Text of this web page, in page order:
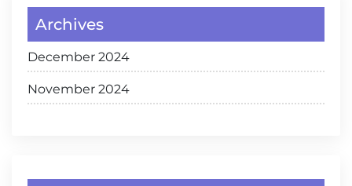
Archives
December 2024
November 2024